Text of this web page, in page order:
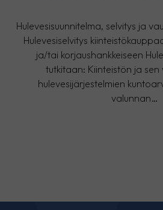
Hulevesisuunnitelma, selvitys ja
Hulevesiselvitys
ja/tai korjaushankkeiseen
tutkitaan: Kiinteistön ja sen
hulevesijärjestelmien
valunnan…